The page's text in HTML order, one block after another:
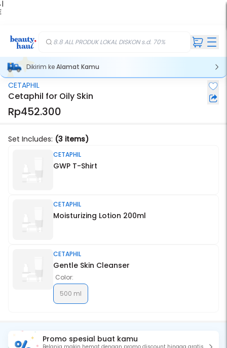
|
8.8 ALL PRODUK LOKAL DISKON s.d. 70%
Dikirim keAlamat Kamu
CETAPHIL
Cetaphil for Oily Skin
Rp452.300
Set Includes: (3 items)
CETAPHIL
GWP T-Shirt
CETAPHIL
Moisturizing Lotion 200ml
CETAPHIL
Gentle Skin Cleanser
Color:
500 ml
Promo spesial buat kamu